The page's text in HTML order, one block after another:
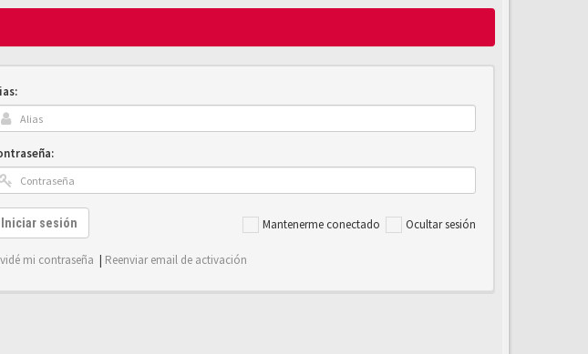
Mantenerme conectado Ocultar sesión
Iniciar sesión
mi contraseña | Reenviar email de activación